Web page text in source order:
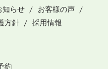
知らせ
お客様の声
方針 採用情報
約